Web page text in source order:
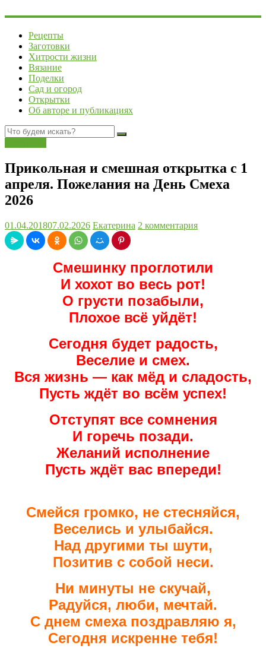
Рецепты
Заготовки
Хитрости жизни
Вязание
Поделки
Сад и огород
Открытки
Об авторе и публикациях
Прикольная и смешная открытка с 1
апреля. Пожелания на День Смеха
2026
01.04.201807.02.2026 Екатерина 2 комментария
Смешинку проглотили
И хохот во весь рот!
О грусти позабыли,
Плохое всё уйдёт!
Сегодня будет радость,
Веселие и смех.
Вся жизнь — как мёд и сладость,
Пусть ждёт во всём успех!
Отступят все сомнения
И горечь позади.
Желаний исполнение
Пусть ждёт вас впереди!
Смейся громко, не стесняйся,
Веселись и улыбайся.
Над другими ты шути,
Позитив с собой неси.
Ни минуты не скучай,
Радуйся, люби, мечтай.
С днем смеха поздравляю я,
Сегодня искренне тебя!